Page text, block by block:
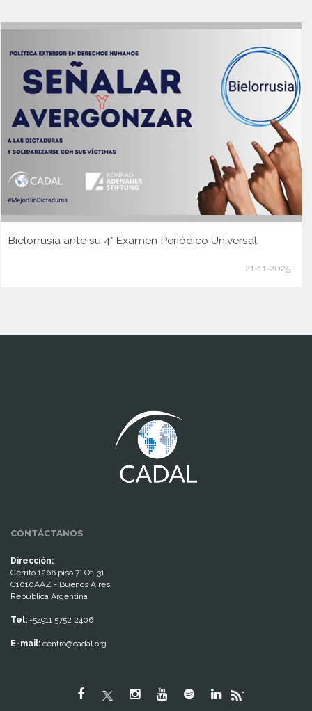
Bielorrusia ante su 4° Examen Periódico Universal
21-11-2025
CONTÁCTANOS
Dirección:
Cerrito 1266 piso 7° Of. 31
C1010AAZ - Buenos Aires
República Argentina
Tel: +54911 5752 2406
E-mail: centro@cadal.org
"